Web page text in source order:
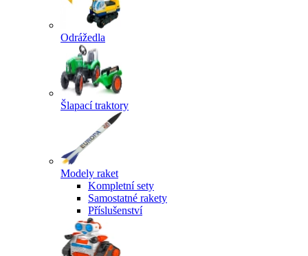
Odrážedla
Šlapací traktory
Modely raket
Kompletní sety
Samostatné rakety
Příslušenství